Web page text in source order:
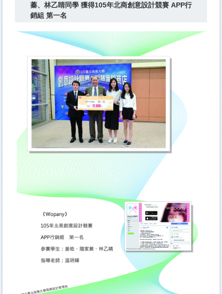
蓁、林乙睛同學 獲得105年北商創意設計競賽 APP行
銷組 第一名